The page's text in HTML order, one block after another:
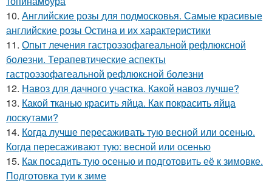
10. Английские розы для подмосковья. Самые красивые
английские розы Остина и их характеристики
11. Опыт лечения гастроэзофагеальной рефлюксной
болезни. Терапевтические аспекты
гастроэзофагеальной рефлюксной болезни
12. Навоз для дачного участка. Какой навоз лучше?
13. Какой тканью красить яйца. Как покрасить яйца
лоскутами?
14. Когда лучше пересаживать тую весной или осенью.
Когда пересаживают тую: весной или осенью
15. Как посадить тую осенью и подготовить её к зимовке.
Подготовка туи к зиме